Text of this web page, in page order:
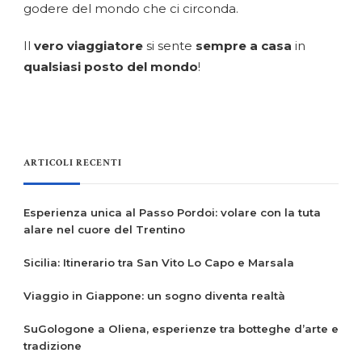
godere del mondo che ci circonda.
Il vero viaggiatore si sente sempre a casa in
qualsiasi posto del mondo!
ARTICOLI RECENTI
Esperienza unica al Passo Pordoi: volare con la tuta
alare nel cuore del Trentino
Sicilia: Itinerario tra San Vito Lo Capo e Marsala
Viaggio in Giappone: un sogno diventa realtà
SuGologone a Oliena, esperienze tra botteghe d’arte e
tradizione